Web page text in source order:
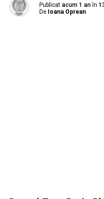
Publicat acum 1 an în
De Ioana Oprean